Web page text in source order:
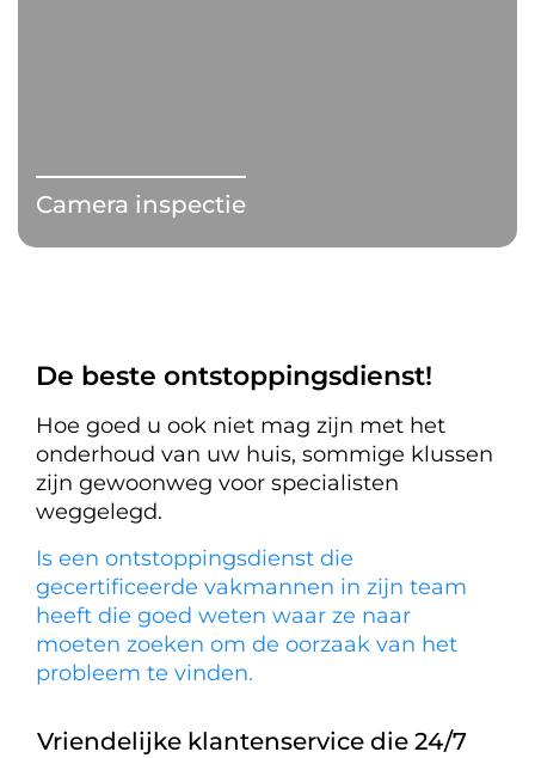
Camera inspectie
De beste ontstoppingsdienst!
Hoe goed u ook niet mag zijn met het
onderhoud van uw huis, sommige klussen
zijn gewoonweg voor specialisten
weggelegd.
Is een ontstoppingsdienst die
gecertificeerde vakmannen in zijn team
heeft die goed weten waar ze naar
moeten zoeken om de oorzaak van het
probleem te vinden.
Vriendelijke klantenservice die 24/7